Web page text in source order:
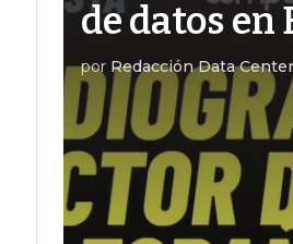
de datos en
por Redacción Data